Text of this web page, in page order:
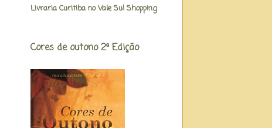
Livraria Curitiba no Vale Sul Shopping
Cores de outono 2ª Edição